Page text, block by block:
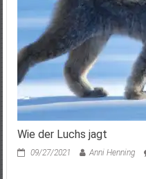
Wie der Luchs jagt
09/27/2021 Anni Henning